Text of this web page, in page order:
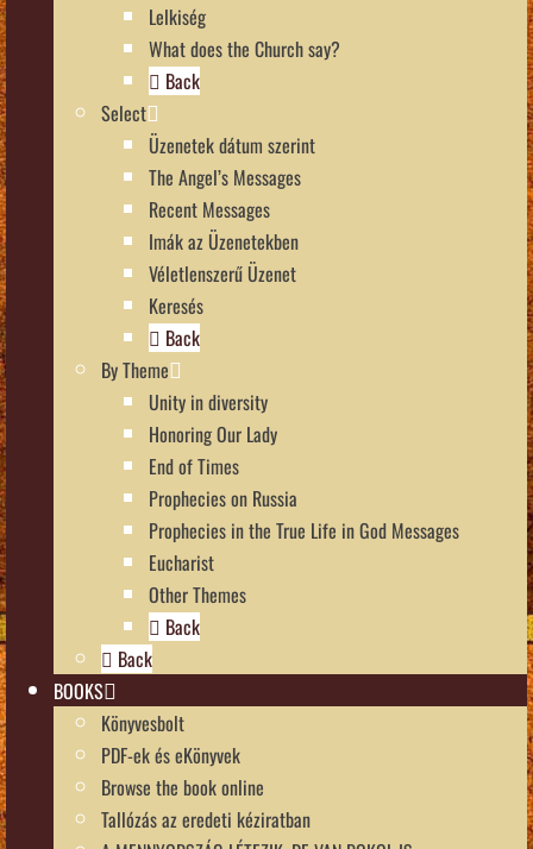
Lelkiség
What does the Church say?
Back
Select
Üzenetek dátum szerint
The Angel’s Messages
Recent Messages
Imák az Üzenetekben
Véletlenszerű Üzenet
Keresés
Back
By Theme
Unity in diversity
Honoring Our Lady
End of Times
Prophecies on Russia
Prophecies in the True Life in God Messages
Eucharist
Other Themes
Back
Back
BOOKS
Könyvesbolt
PDF-ek és eKönyvek
Browse the book online
Tallózás az eredeti kéziratban